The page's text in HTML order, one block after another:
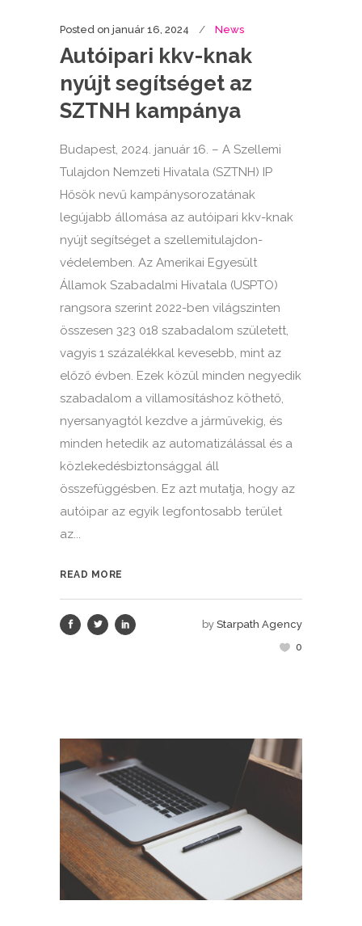
Posted on január 16, 2024 News
Autóipari kkv-knak
nyújt segítséget az
SZTNH kampánya
Budapest, 2024. január 16. – A Szellemi
Tulajdon Nemzeti Hivatala (SZTNH) IP
Hősök nevű kampánysorozatának
legújabb állomása az autóipari kkv-knak
nyújt segítséget a szellemitulajdon-
védelemben. Az Amerikai Egyesült
Államok Szabadalmi Hivatala (USPTO)
rangsora szerint 2022-ben világszinten
összesen 323 018 szabadalom született,
vagyis 1 százalékkal kevesebb, mint az
előző évben. Ezek közül minden negyedik
szabadalom a villamosításhoz köthető,
nyersanyagtól kezdve a járművekig, és
minden hetedik az automatizálással és a
közlekedésbiztonsággal áll
összefüggésben. Ez azt mutatja, hogy az
autóipar az egyik legfontosabb terület
az...
READ MORE
by Starpath Agency
0